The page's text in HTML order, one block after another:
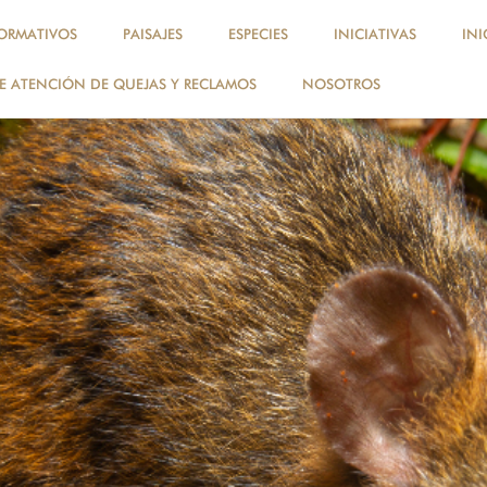
PAISAJES ESPECIES INICIATIVAS
ATENCIÓN DE QUEJAS Y RECLAMOS NOSOTROS